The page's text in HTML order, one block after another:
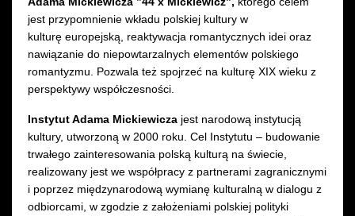
jest przypomnienie wkładu polskiej kultury w
kulturę europejską, reaktywacja romantycznych idei oraz
nawiązanie do niepowtarzalnych elementów polskiego
romantyzmu. Pozwala też spojrzeć na kulturę XIX wieku z
perspektywy współczesności.
Instytut Adama Mickiewicza jest narodową instytucją
kultury, utworzoną w 2000 roku. Cel Instytutu – budowanie
trwałego zainteresowania polską kulturą na świecie,
realizowany jest we współpracy z partnerami zagranicznymi
i poprzez międzynarodową wymianę kulturalną w dialogu z
odbiorcami, w zgodzie z założeniami polskiej polityki